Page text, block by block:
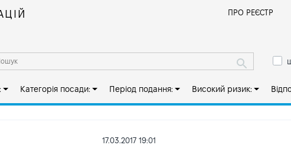
ПРО РЕЄСТР
Категорія посади: Період подання: Високий ризик:
17.03.2017 19:01